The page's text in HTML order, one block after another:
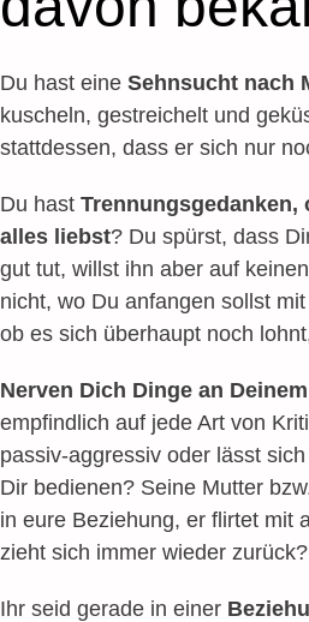
Du hast eine Sehnsucht nach
kuscheln, gestreichelt und
stattdessen, dass er sich nur
Du hast Trennungsgedanken,
alles liebst? Du spürst, dass
gut tut, willst ihn aber auf
nicht, wo Du anfangen sollst
ob es sich überhaupt noch
Nerven Dich Dinge an
empfindlich auf jede Art von
passiv-aggressiv oder lässt
Dir bedienen? Seine Mutter
in eure Beziehung, er flirtet mit
zieht sich immer wieder zurück?
Ihr seid gerade in einer